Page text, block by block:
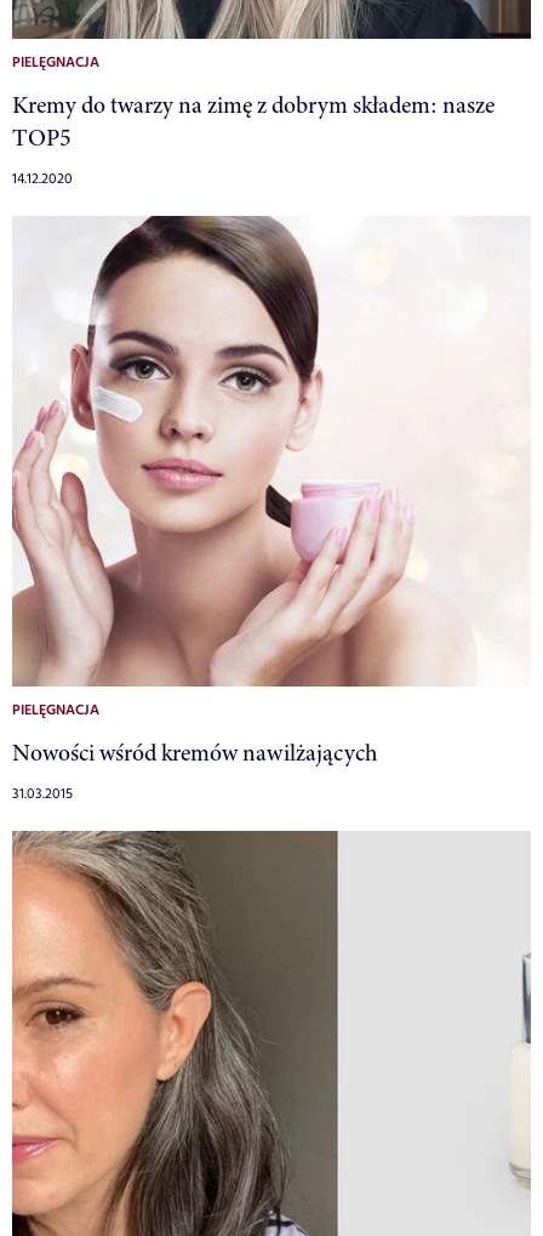
PIELĘGNACJA
Kremy do twarzy na zimę z dobrym składem: nasze
TOP5
14.12.2020
PIELĘGNACJA
Nowości wśród kremów nawilżających
31.03.2015